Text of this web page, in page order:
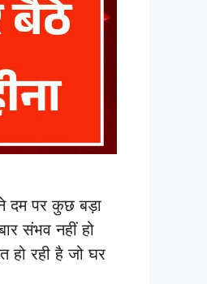
दम पर कुछ बड़ा
संभव नहीं हो
हो रही है जो घर